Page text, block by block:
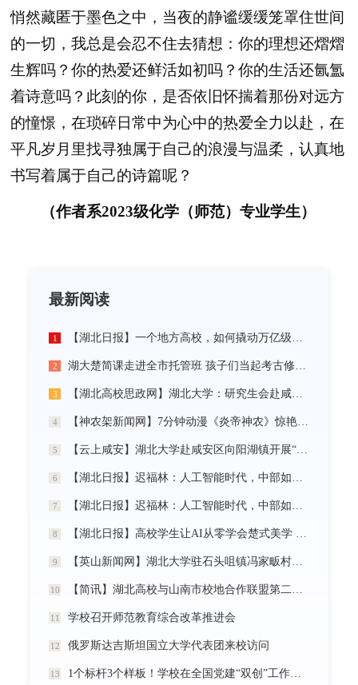
悄然藏匿于墨色之中，当夜的静谧缓缓笼罩住世间
的一切，我总是会忍不住去猜想：你的理想还熠熠
生辉吗？你的热爱还鲜活如初吗？你的生活还氤氲
着诗意吗？此刻的你，是否依旧怀揣着那份对远方
的憧憬，在琐碎日常中为心中的热爱全力以赴，在
平凡岁月里找寻独属于自己的浪漫与温柔，认真地
书写着属于自己的诗篇呢？
（作者系2023级化学（师范）专业学生）
最新阅读
1 【湖北日报】一个地方高校，如何撬动万亿级未来产业
2 湖大楚简课走进全市托管班 孩子们当起考古修复师
3 【湖北高校思政网】湖北大学：研究生会赴咸宁市开展“党建引领三无小区治理”社会实践活动
4 【神农架新闻网】7分钟动漫《炎帝神农》惊艳首发
5 【云上咸安】湖北大学赴咸安区向阳湖镇开展“党建引领农村社区治理”调研服务活动
6 【湖北日报】迟福林：人工智能时代，中部如何走在前？
7 【湖北日报】迟福林：人工智能时代，中部如何走在前？
8 【湖北日报】高校学生让AI从零学会楚式美学 7分钟动漫《炎帝神农》惊艳首发
9 【英山新闻网】湖北大学驻石头咀镇冯家畈村工作队：全力守护人民群众生命财产安全
10 【简讯】湖北高校与山南市校地合作联盟第二次全体会议在我校召开
11 学校召开师范教育综合改革推进会
12 俄罗斯达吉斯坦国立大学代表团来校访问
13 1个标杆3个样板！学校在全国党建“双创”工作中再创佳绩